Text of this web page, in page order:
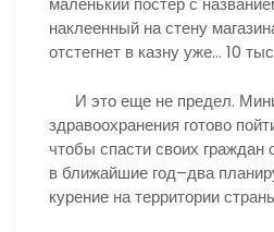
наклеенный на стену
отстегнет в казну уже… 10
И это еще не предел.
здравоохранения готово
чтобы спасти своих граждан
в ближайшие год–два
курение на территории